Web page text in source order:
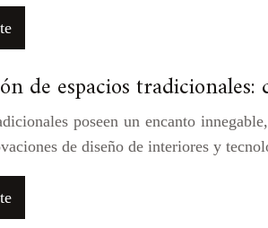
de espacios
poseen un encanto
de diseño de interiores y